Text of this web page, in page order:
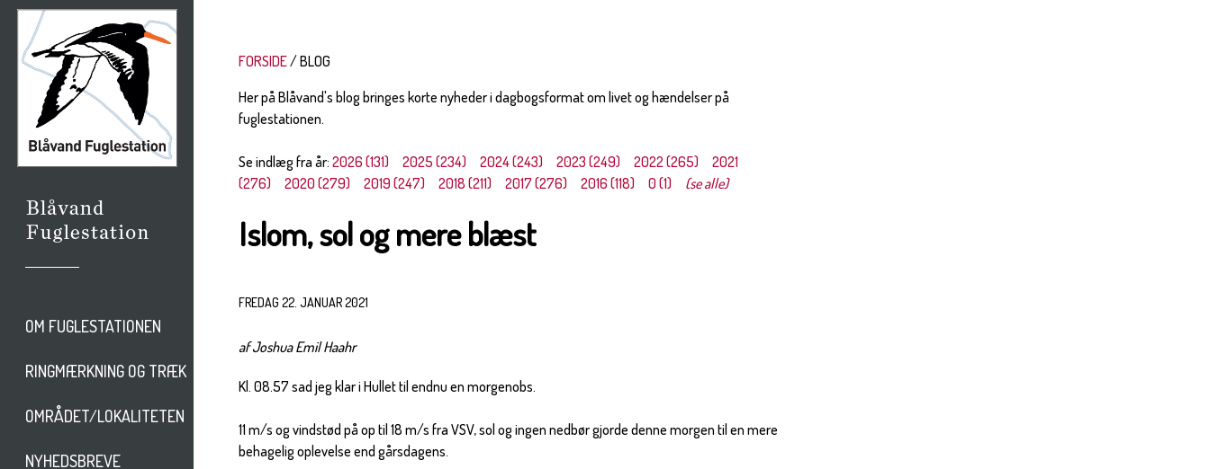
OM FUGLESTATIONEN
RINGMÆRKNING OG TRÆK
OMRÅDET/LOKALITETEN
NYHEDSBREVE
FORSIDE
BLOG
Her på Blåvand's blog bringes korte nyheder i dagbogsformat om livet og hændelser på
fuglestationen.
Se indlæg fra år:2026 (131) 2025 (234) 2024 (243) 2023 (249) 2022 (265)
2021
(276)
2020 (279) 2019 (247) 2018 (211) 2017 (276) 2016 (118) 0 (1) (se alle)
Islom, sol og mere blæst
FREDAG 22. JANUAR 2021
af Joshua Emil Haahr
Kl. 08.57 sad jeg klar i Hullet til endnu en morgenobs.
11 m/s og vindstød på op til 18 m/s fra VSV, sol og ingen nedbør gjorde denne morgen til en mere
behagelig oplevelse end gårsdagens.